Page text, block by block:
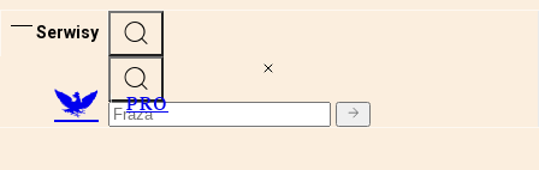
Serwisy
PRO